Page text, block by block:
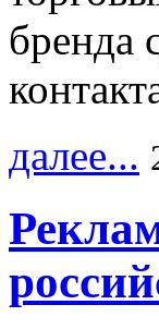
бренда
далее...